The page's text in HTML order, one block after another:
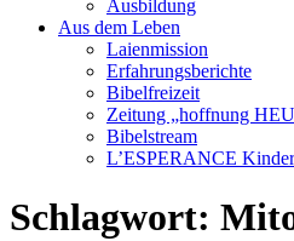
Ausbildung
Aus dem Leben
Laienmission
Erfahrungsberichte
Bibelfreizeit
Zeitung „hoffnung
Bibelstream
L’ESPERANCE
Schlagwort: